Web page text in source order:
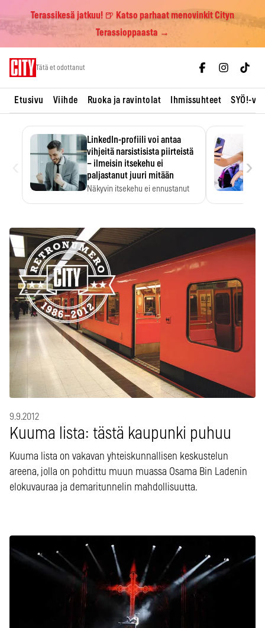
Terassikesä jatkuu! 🍺 Katso parhaat menovinkit Cityn
Terassioppaasta →
Tätä et odottanut
Etusivu Viihde Ruoka ja ravintolat Ihmissuhteet SYÖ!-
LinkedIn-profiili voi antaa
vihjeitä narsistisista piirteistä
– ilmeisin itsekehu ei
paljastanut juuri mitään
Näkyvin itsekehu ei ennustanut
›
9.9.2012
Kuuma lista: tästä kaupunki puhuu
Kuuma lista on vakavan yhteiskunnallisen keskustelun
areena, jolla on pohdittu muun muassa Osama Bin Ladenin
elokuvauraa ja demaritunnelin mahdollisuutta.